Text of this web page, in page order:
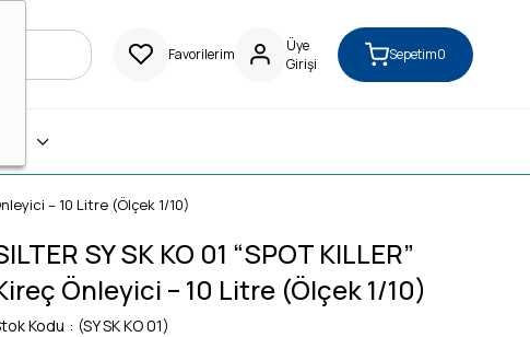
Favorilerim
Üye
Girişi
Sepetim0
– 10 Litre (Ölçek 1/10)
SY SK KO 01 “SPOT KILLER”
Önleyici – 10 Litre (Ölçek 1/10)
Kodu
(SY SK KO 01)